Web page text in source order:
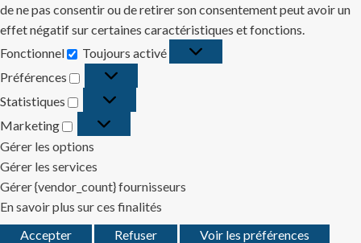
de ne pas consentir ou de retirer son consentement peut avoir un
effet négatif sur certaines caractéristiques et fonctions.
Fonctionnel
Fonctionnel
Toujours activé
Préférences
Préférences
Statistiques
Statistiques
Marketing
Marketing
Gérer les options
Gérer les services
Gérer {vendor_count} fournisseurs
En savoir plus sur ces finalités
Accepter
Refuser
Voir les préférences